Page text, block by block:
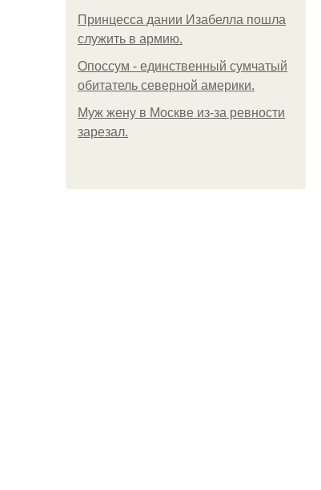
Принцесса дании Изабелла пошла
служить в армию.
Опоссум - единственный сумчатый
обитатель северной америки.
Mуж жену в Москве из-за ревности
зарезал.